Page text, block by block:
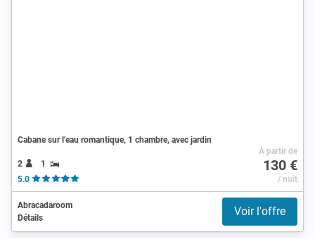
Cabane sur l'eau romantique, 1 chambre, avec jardin
2
1
5.0
À partir de
130 €
/ nuit
Abracadaroom
Détails
Voir l'offre